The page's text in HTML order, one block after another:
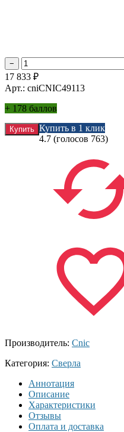
17 833 ₽
Арт.: cniCNIC49113
+ 178 баллов
Купить в 1 клик
4.7 (голосов 763)
Производитель: Cnic
Категория: Сверла
Аннотация
Описание
Характеристики
Отзывы
Оплата и доставка